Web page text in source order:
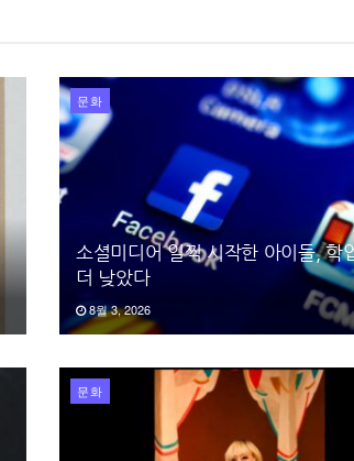
문화
소셜미디어 일찍 시작한 아이들, 학
더 낮았다
8월 3, 2026
문화